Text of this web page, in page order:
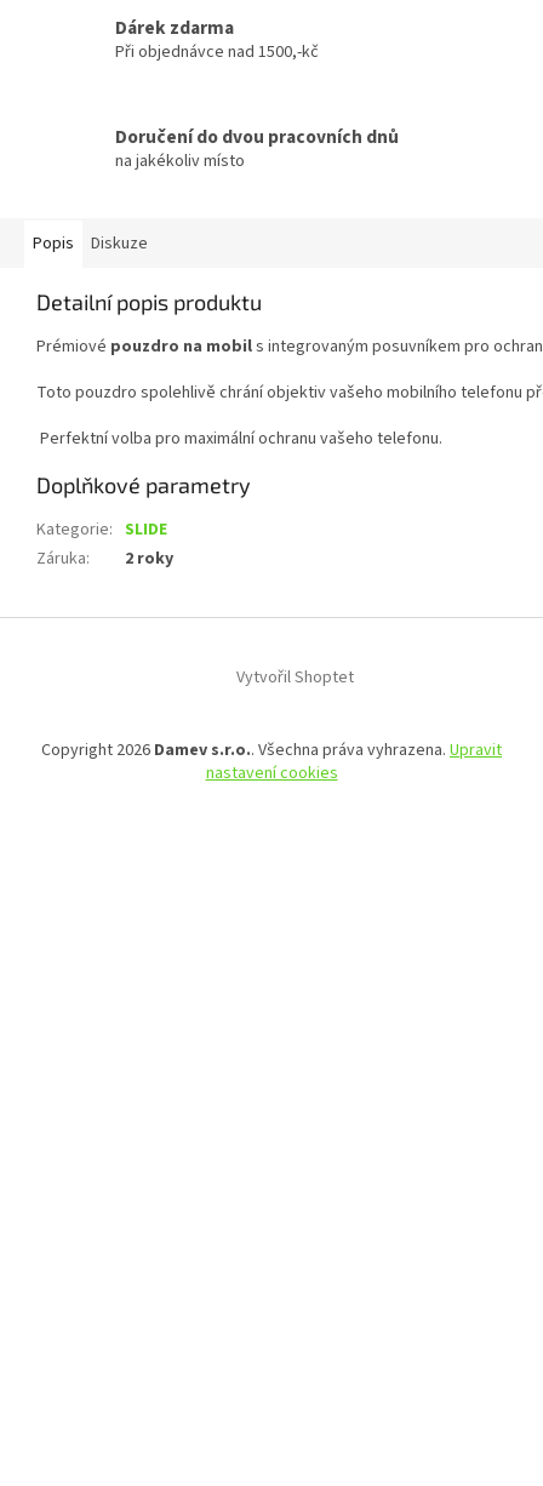
Dárek zdarma
Při objednávce nad 1500,-kč
Doručení do dvou pracovních dnů
na jakékoliv místo
Popis Diskuze
Detailní popis produktu
Prémiové pouzdro na mobils integrovaným posuvníkem pro
Toto pouzdro spolehlivě chráníobjektivvašeho mobilního telefonu
Perfektnívolba pro maximálníochranu vašeho telefonu.
Doplňkové parametry
Kategorie: SLIDE
Záruka: 2 roky
Vytvořil Shoptet
Copyright 2026 Damev s.r.o.. Všechna práva vyhrazena. Upravit
nastavení cookies